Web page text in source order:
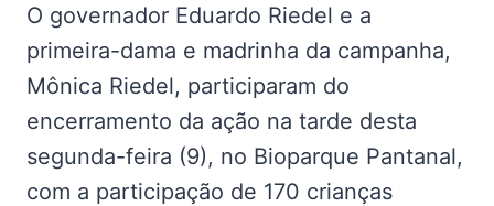
O governador Eduardo Riedel e a
primeira-dama e madrinha da campanha,
Mônica Riedel, participaram do
encerramento da ação na tarde desta
segunda-feira (9), no Bioparque Pantanal,
com a participação de 170 crianças